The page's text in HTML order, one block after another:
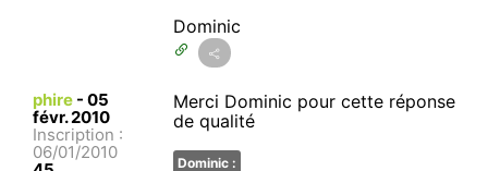
Dominic
phire - 05
févr. 2010
Inscription :
06/01/2010
Merci Dominic pour cette réponse
de qualité
Dominic :